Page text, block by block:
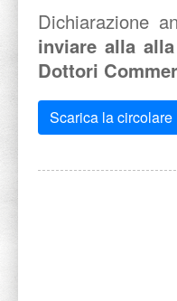
Dichiarazione
inviare alla
Dottori
Scarica la circolare